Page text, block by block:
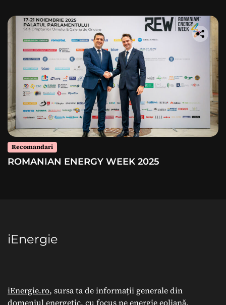
Recomandari
ROMANIAN ENERGY WEEK 2025
iEnergie
iEnergie.ro, sursa ta de informații generale din
domeniul energetic, cu focus pe energie eoliană,